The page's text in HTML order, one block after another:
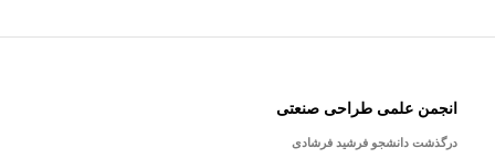
انجمن علمی طراحی صنعتی
درگذشت دانشجو فرشید فرشادی